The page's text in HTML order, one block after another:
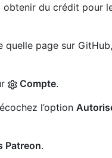
du crédit pour
quelle page sur
Compte.
l’option
Patreon.